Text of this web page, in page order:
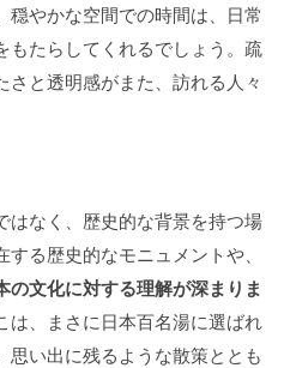
やかな空間での時間は、日常
もたらしてくれるでしょう。疏
と透明感がまた、訪れる人々
はなく、歴史的な背景を持つ場
る歴史的なモニュメントや、
の文化に対する理解が深まりま
は、まさに日本百名湯に選ばれ
思い出に残るような散策ととも